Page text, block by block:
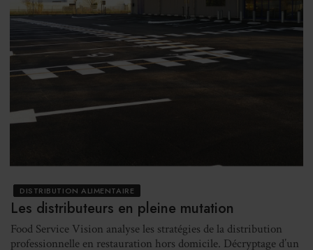
DISTRIBUTION ALIMENTAIRE
Les distributeurs en pleine mutation
Food Service Vision analyse les stratégies de la distribution
professionnelle en restauration hors domicile. Décryptage d’un